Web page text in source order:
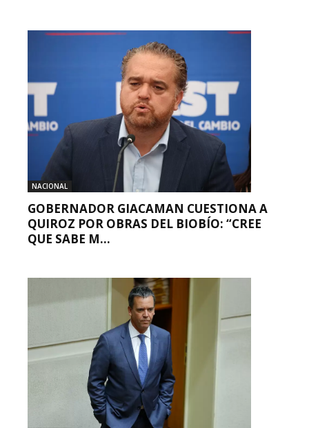
NACIONAL
GOBERNADOR GIACAMAN CUESTIONA A
QUIROZ POR OBRAS DEL BIOBÍO: “CREE
QUE SABE M...